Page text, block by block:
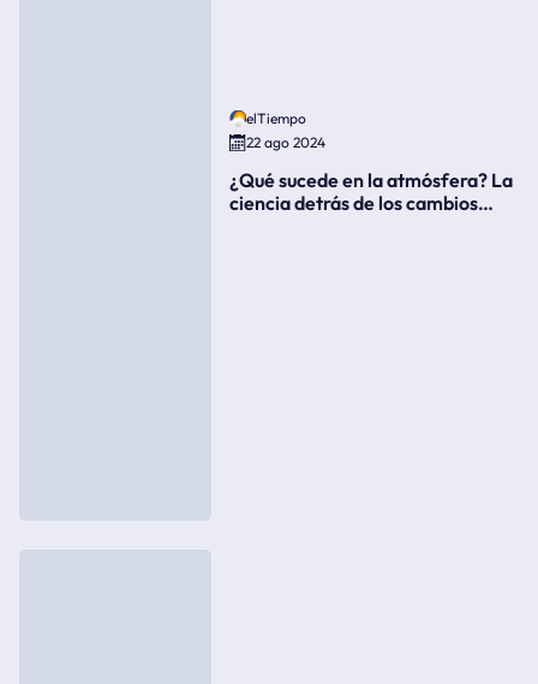
elTiempo
22 ago 2024
¿Qué sucede en la atmósfera? La
ciencia detrás de los cambios